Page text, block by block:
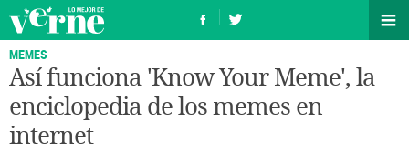
MEMES
Así funciona 'Know Your Meme', la
enciclopedia de los memes en
internet